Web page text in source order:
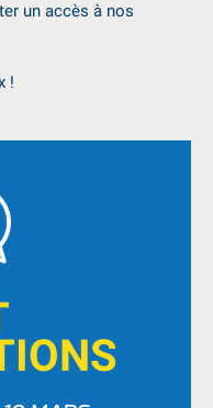
un accès à nos
!